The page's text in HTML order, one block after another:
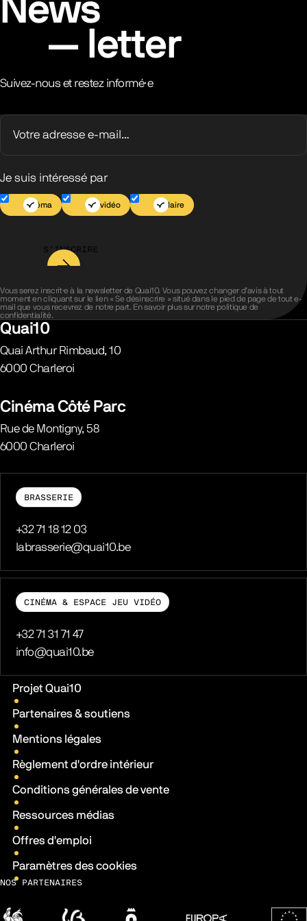
News
letter
Suivez-nous et restez informé·e
Je suis intéressé par
Cinéma Jeu vidéo Scolaire
S’INSCRIRE
Vous serez inscrit·e à la newsletter de Quai10. Vous pouvez changer d’avis à tout
moment en cliquant sur le lien « Se désinscrire » situé dans le pied de page de tout e-
mail que vous recevrez de notre part. En savoir plus sur notre politique de
confidentialité.
Quai10
Quai Arthur Rimbaud, 10
6000 Charleroi
Cinéma Côté Parc
Rue de Montigny, 58
6000 Charleroi
BRASSERIE
Téléphone
+32 71 18 12 03
E-mail
labrasserie@quai10.be
CINÉMA & ESPACE JEU VIDÉO
Téléphone
+32 71 31 71 47
E-mail
info@quai10.be
Liens pratiques
Projet Quai10
Partenaires & soutiens
Mentions légales
Règlement d'ordre intérieur
Conditions générales de vente
Ressources médias
Offres d'emploi
Paramètres des cookies
NOS PARTENAIRES
Wallonie Fédération Wallonie-Bruxelles
Ville de CharleroiEuropa Cinemas